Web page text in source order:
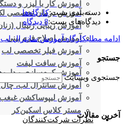
آموزش کار با لیزر و
آموزش درمان تخصصی
آموزش زیبایی ژنیتال
آموزش اصلاح فرم بینی
آموزش فیلر تخصصی لب
آموزش سافت لیفت
آموزش کرم‌سازی و
آموزش سانترال لب،
آموزش لیپوساکشن غبغب
مستر کلاس اسکین‌کر
نظرات شرکت‌کنندگان
دسته‌بندی پست:کارگاه‌ها
دیدگاه‌های پست:8 دیدگاه
ادامه مطلبکارگاه آموزش سانترال
جستجو
جستجوی وبسایت
آخرین مقالات